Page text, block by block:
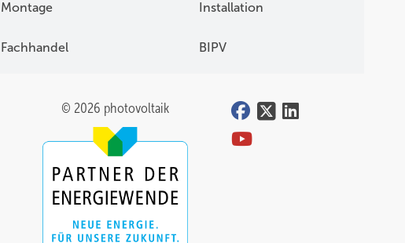
Montage Installation
Fachhandel BIPV
© 2026 photovoltaik